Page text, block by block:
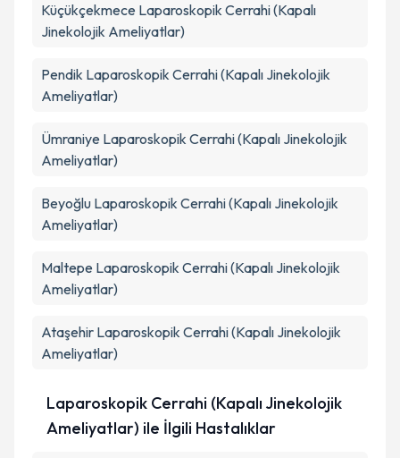
Küçükçekmece Laparoskopik Cerrahi (Kapalı
Jinekolojik Ameliyatlar)
Pendik Laparoskopik Cerrahi (Kapalı Jinekolojik
Ameliyatlar)
Ümraniye Laparoskopik Cerrahi (Kapalı Jinekolojik
Ameliyatlar)
Beyoğlu Laparoskopik Cerrahi (Kapalı Jinekolojik
Ameliyatlar)
Maltepe Laparoskopik Cerrahi (Kapalı Jinekolojik
Ameliyatlar)
Ataşehir Laparoskopik Cerrahi (Kapalı Jinekolojik
Ameliyatlar)
Laparoskopik Cerrahi (Kapalı Jinekolojik
Ameliyatlar) ile İlgili Hastalıklar